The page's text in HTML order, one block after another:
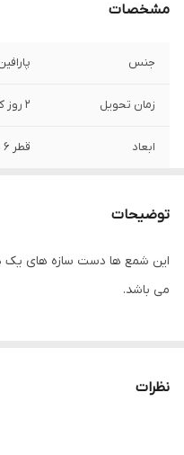
مشخصات
جنس
زمان تحویل 2 روز کاری
ابعاد قطر 6 سانتی متر
توضیحات
این شمع ها دست سازه های یک
می باشد.
نظرات